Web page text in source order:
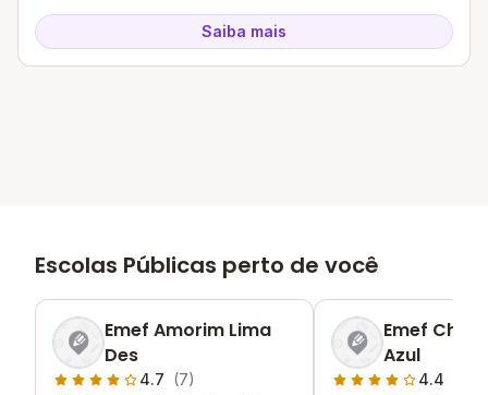
Saiba mais
Escolas Públicas perto de você
Emef Amorim Lima
Des
4.7 (7)
Emef
Azul
4.4